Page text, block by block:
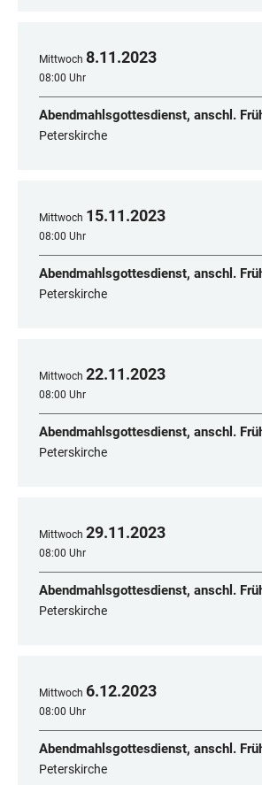
Mittwoch 8.11.2023
08:00 Uhr
Abendmahlsgottesdienst, anschl.
Peterskirche
Mittwoch 15.11.2023
08:00 Uhr
Abendmahlsgottesdienst, anschl.
Peterskirche
Mittwoch 22.11.2023
08:00 Uhr
Abendmahlsgottesdienst, anschl.
Peterskirche
Mittwoch 29.11.2023
08:00 Uhr
Abendmahlsgottesdienst, anschl.
Peterskirche
Mittwoch 6.12.2023
08:00 Uhr
Abendmahlsgottesdienst, anschl.
Peterskirche